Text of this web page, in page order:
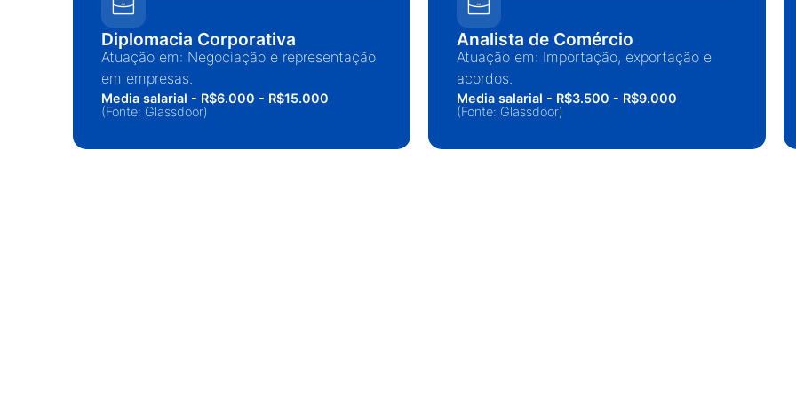
Diplomacia Corporativa
Atuação em: Negociação e representação
em empresas.
Media salarial - R$6.000 - R$15.000
(Fonte: Glassdoor)
Analista de Comércio
Atuação em: Importação, exportação e
acordos.
Media salarial - R$3.500 - R$9.000
(Fonte: Glassdoor)